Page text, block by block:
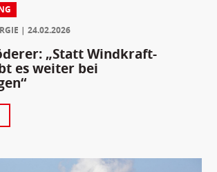
24.02.2026
„Statt Windkraft-
es weiter bei